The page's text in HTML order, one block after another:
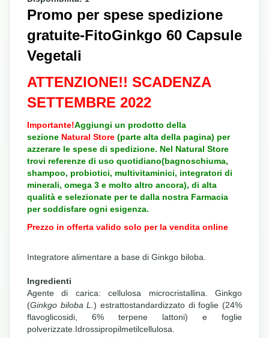
Promo per spese spedizione
gratuite-FitoGinkgo 60 Capsule
Vegetali
ATTENZIONE!! SCADENZA
SETTEMBRE 2022
Importante!Aggiungi un prodotto della
sezione Natural Store (parte alta della pagina) per
azzerare le spese di spedizione. Nel Natural Store
trovi referenze di uso quotidiano(bagnoschiuma,
shampoo, probiotici, multivitaminici, integratori di
minerali, omega 3 e molto altro ancora), di alta
qualità e selezionate per te dalla nostra Farmacia
per soddisfare ogni esigenza.
Prezzo in offerta valido solo per la vendita online
Integratore alimentare a base di Ginkgo biloba.
Ingredienti
Agente di carica: cellulosa microcristallina. Ginkgo
(Ginkgo biloba L.) estrattostandardizzato di foglie (24%
flavoglicosidi, 6% terpene lattoni) e foglie
polverizzate.Idrossipropilmetilcellulosa.